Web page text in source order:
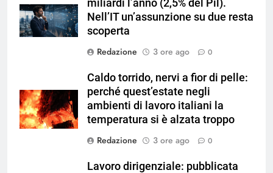
miliardi l’anno (2,5% del Pil).
Nell’IT un’assunzione su due resta
scoperta
Redazione
3 ore ago 0
Caldo torrido, nervi a fior di pelle:
perché quest’estate negli
ambienti di lavoro italiani la
temperatura si è alzata troppo
Redazione
3 ore ago 0
Lavoro dirigenziale: pubblicata